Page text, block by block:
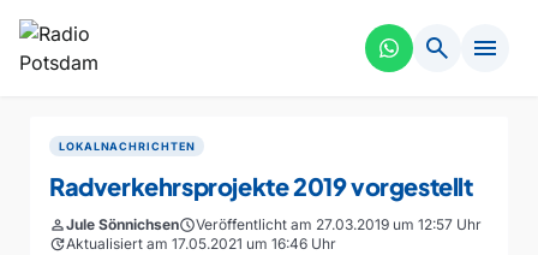
search menu
LOKALNACHRICHTEN
Radverkehrsprojekte 2019 vorgestellt
personJule SönnichsenscheduleVeröffentlicht am 27.03.2019 um 12:57 Uhr
updateAktualisiert am 17.05.2021 um 16:46 Uhr